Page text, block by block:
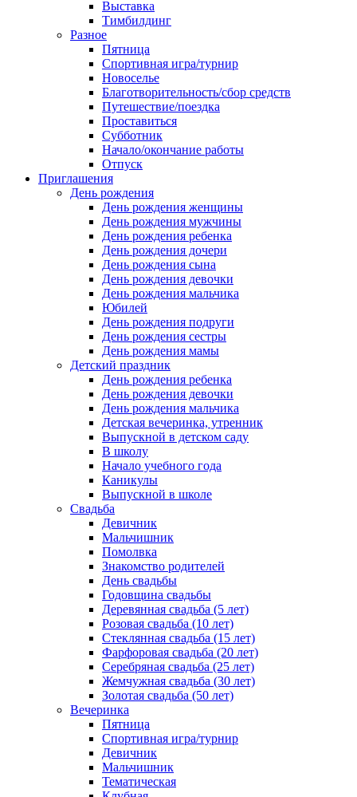
Выставка
Тимбилдинг
Разное
Пятница
Спортивная игра/турнир
Новоселье
Благотворительность/сбор средств
Путешествие/поездка
Проставиться
Субботник
Начало/окончание работы
Отпуск
Приглашения
День рождения
День рождения женщины
День рождения мужчины
День рождения ребенка
День рождения дочери
День рождения сына
День рождения девочки
День рождения мальчика
Юбилей
День рождения подруги
День рождения сестры
День рождения мамы
Детский праздник
День рождения ребенка
День рождения девочки
День рождения мальчика
Детская вечеринка, утренник
Выпускной в детском саду
В школу
Начало учебного года
Каникулы
Выпускной в школе
Свадьба
Девичник
Мальчишник
Помолвка
Знакомство родителей
День свадьбы
Годовщина свадьбы
Деревянная свадьба (5 лет)
Розовая свадьба (10 лет)
Стеклянная свадьба (15 лет)
Фарфоровая свадьба (20 лет)
Серебряная свадьба (25 лет)
Жемчужная свадьба (30 лет)
Золотая свадьба (50 лет)
Вечеринка
Пятница
Спортивная игра/турнир
Девичник
Мальчишник
Тематическая